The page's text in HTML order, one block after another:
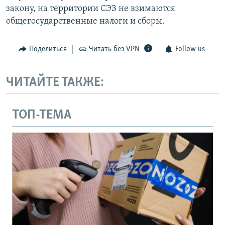
закону, на территории СЭЗ не взимаются
общегосударственные налоги и сборы.
Поделиться Читать без VPN Follow us
ЧИТАЙТЕ ТАКЖЕ:
ТОП-ТЕМА